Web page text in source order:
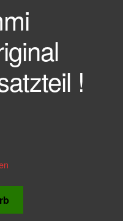
!